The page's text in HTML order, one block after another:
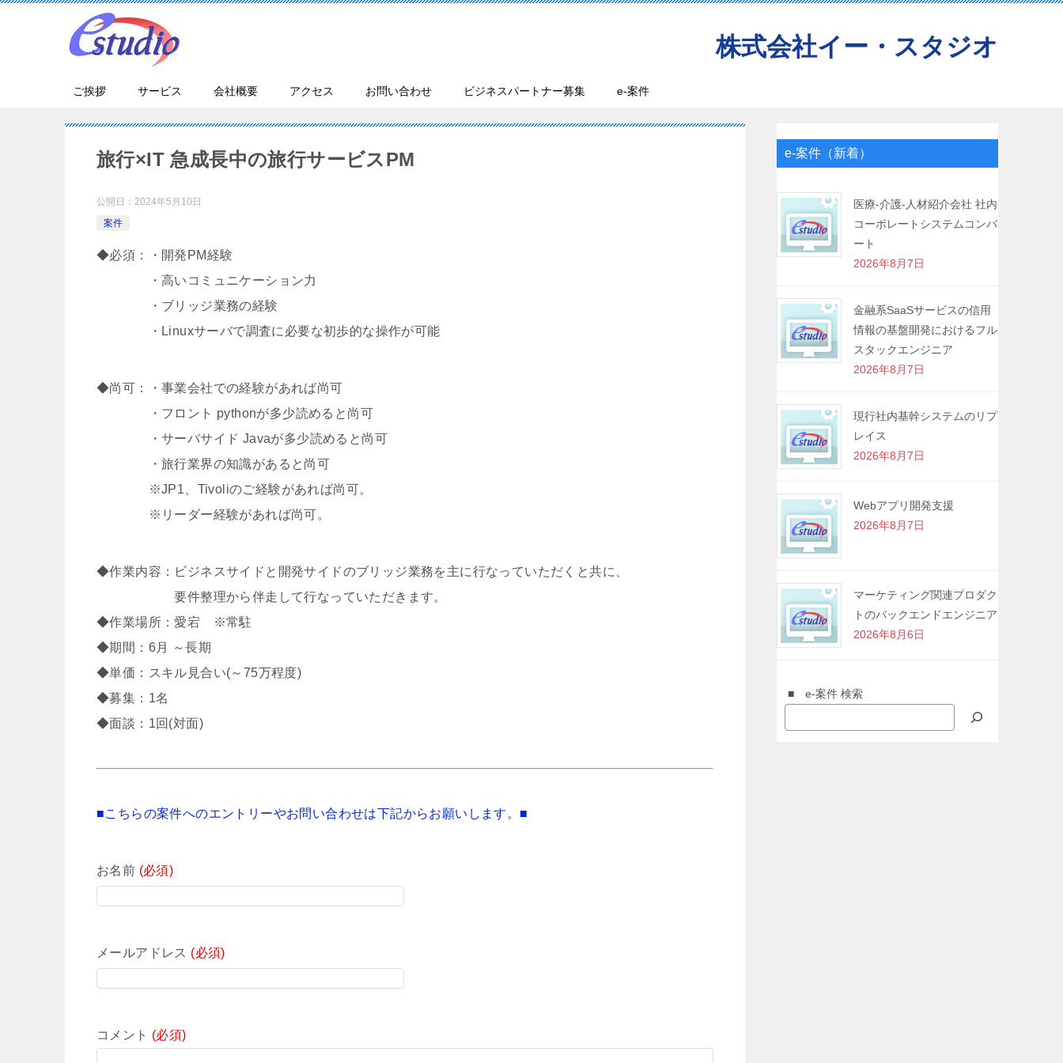
株式会社イー・スタジオ
ご挨拶 サービス 会社概要 アクセス お問い合わせ ビジネスパートナー募集 e-案件
旅行×IT 急成長中の旅行サービスPM
公開日： 2024年5月10日
案件
◆必須：・開発PM経験
・高いコミュニケーション力
・ブリッジ業務の経験
・Linuxサーバで調査に必要な初歩的な操作が可能
◆尚可：・事業会社での経験があれば尚可
・フロント pythonが多少読めると尚可
・サーバサイド Javaが多少読めると尚可
・旅行業界の知識があると尚可
※JP1、Tivoliのご経験があれば尚可。
※リーダー経験があれば尚可。
◆作業内容：ビジネスサイドと開発サイドのブリッジ業務を主に行なっていただくと共に、
要件整理から伴走して行なっていただきます。
◆作業場所：愛宕 ※常駐
◆期間：6月 ～長期
◆単価：スキル見合い(～75万程度)
◆募集：1名
◆面談：1回(対面)
■こちらの案件へのエントリーやお問い合わせは下記からお願いします。■
お名前 (必須)
メールアドレス (必須)
コメント (必須)
e-案件（新着）
医療-介護-人材紹介会社 社内
コーポレートシステムコンバ
ート
2026年8月7日
金融系SaaSサービスの信用
情報の基盤開発におけるフル
スタックエンジニア
2026年8月7日
現行社内基幹システムのリプ
レイス
2026年8月7日
Webアプリ開発支援
2026年8月7日
マーケティング関連プロダク
トのバックエンドエンジニア
2026年8月6日
■ e-案件 検索